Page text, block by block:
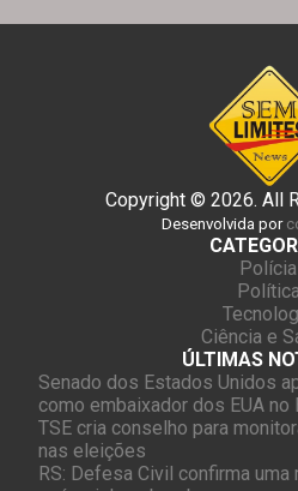
Copyright © 2026. All
Desenvolvida por
Polícia
Política
Ciência e
ÚLTIMAS
Senado dos Estados Unidos
como embaixador dos EUA no
TSE cria conselho para
nas eleições
RS: Defesa Civil confirma